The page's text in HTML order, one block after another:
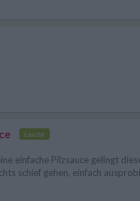
Leicht
einfache Pilzsauce gelingt
schief gehen, einfach